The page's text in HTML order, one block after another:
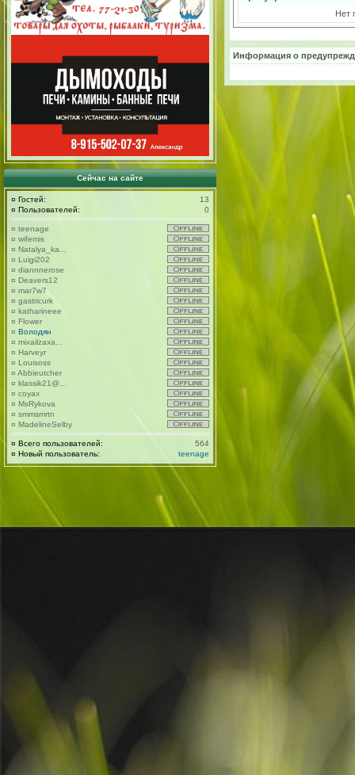
Сейчас на сайте
¤ Гостей:
13
¤ Пользователей: 0
¤ teenage
¤ wifemis
¤ Natalya_ka...
¤ Luigi202
¤ diannnerose
¤ Deavers12
¤ mar7w7
¤ gastricurk
¤ katharineee
¤ Flower
¤ Володян
¤ mixailzaxa...
¤ Harveyr
¤ Louisoss
¤ Abbieutcher
¤ klassik21@...
¤ coyax
¤ MsRykova
¤ smmsmrtn
¤ MadelineSelby
¤ Всего пользователей:
564
¤ Новый пользователь: teenage
Нет
Информация о